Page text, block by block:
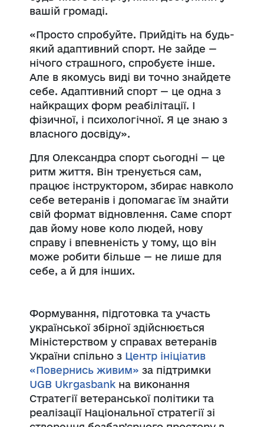
вашій громаді.
«Просто спробуйте. Прийдіть на будь-
який адаптивний спорт. Не зайде —
нічого страшного, спробуєте інше.
Але в якомусь виді ви точно знайдете
себе. Адаптивний спорт — це одна з
найкращих форм реабілітації. І
фізичної, і психологічної. Я це знаю з
власного досвіду».
Для Олександра спорт сьогодні — це
ритм життя. Він тренується сам,
працює інструктором, збирає навколо
себе ветеранів і допомагає їм знайти
свій формат відновлення. Саме спорт
дав йому нове коло людей, нову
справу і впевненість у тому, що він
може робити більше — не лише для
себе, а й для інших.
Формування, підготовка та участь
української збірної здійснюється
Міністерством у справах ветеранів
України спільно з Центр ініціатив
«Повернись живим» за підтримки
UGB Ukrgasbank на виконання
Стратегії ветеранської політики та
реалізації Національної стратегії зі